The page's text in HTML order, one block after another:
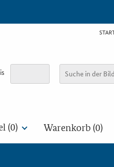
(0) Warenkorb (0)